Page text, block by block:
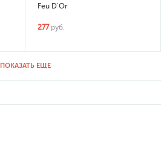
Feu D'Or
277 руб.
ПОКАЗАТЬ ЕЩЕ